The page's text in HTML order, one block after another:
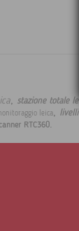
, stazione totale
leica,
RTC360.